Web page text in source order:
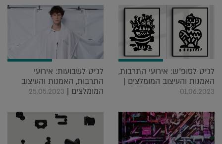
לג'יט לסופ"ש: אירועי התרבות,
האמנות והעיצוב המומלצים |
01.06.2023
לג'יט לשבועות: אירועי
התרבות, האמנות והעיצוב
המומלצים | 25.05.2023